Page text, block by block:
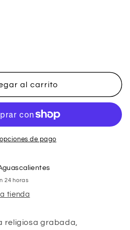
al carrito
de pago
24 horas
tienda
religiosa grabada,